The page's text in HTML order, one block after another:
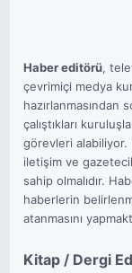
Haber editörü,
çevrimiçi medya
çalıştıkları
görevleri alabiliyor.
iletişim ve
sahip olmalıdır.
haberlerin
atanmasını
Kitap / Dergi